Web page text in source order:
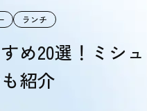
ランチ
め20選！ミシ
紹介